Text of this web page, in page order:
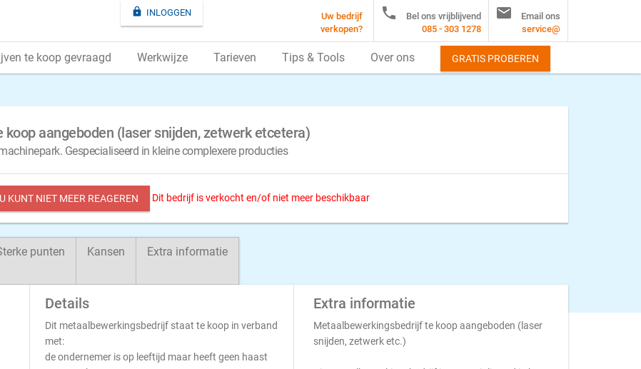
aangeboden (laser snijden, zetwerk etcetera)
Gespecialiseerd in kleine complexere producties
KUNT NIET MEER REAGEREN Dit bedrijf is verkocht en/of niet meer beschikbaar
punten Kansen Extra informatie
Details
Dit metaalbewerkingsbedrijf staat te koop in verband
met:
de ondernemer is op leeftijd maar heeft geen haast
Extra informatie
Metaalbewerkingsbedrijf te koop aangeboden (laser
snijden, zetwerk etc.)
 INLOGGEN
Uw bedrijf
verkopen?

Bel ons vrijblijvend
085 - 303 1278

Email ons
service@
te koop gevraagd Werkwijze Tarieven Tips & Tools Over ons GRATIS PROBEREN